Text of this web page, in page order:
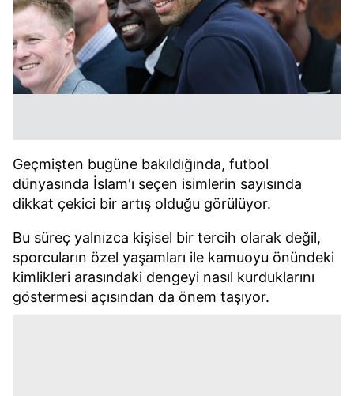
Geçmişten bugüne bakıldığında, futbol
dünyasında İslam'ı seçen isimlerin sayısında
dikkat çekici bir artış olduğu görülüyor.
Bu süreç yalnızca kişisel bir tercih olarak değil,
sporcuların özel yaşamları ile kamuoyu önündeki
kimlikleri arasındaki dengeyi nasıl kurduklarını
göstermesi açısından da önem taşıyor.